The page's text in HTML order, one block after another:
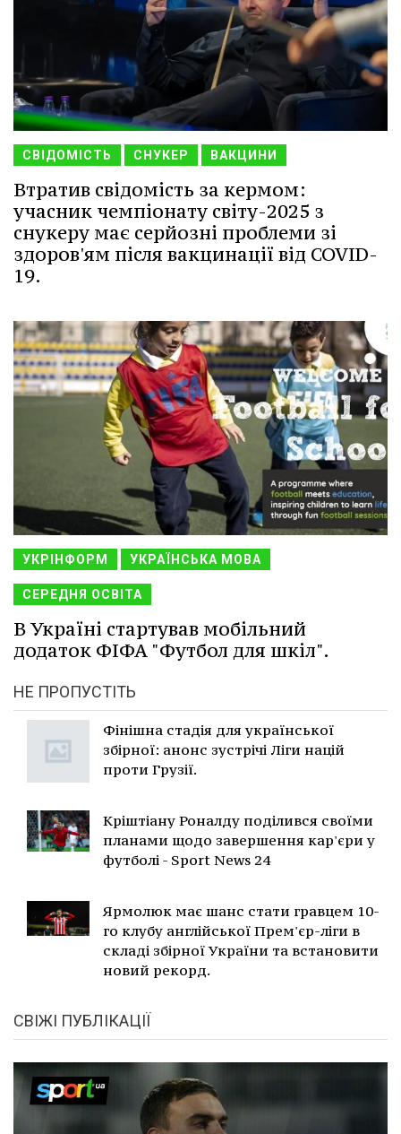
СВІДОМІСТЬ СНУКЕР ВАКЦИНИ
Втратив свідомість за кермом:
учасник чемпіонату світу-2025 з
снукеру має серйозні проблеми зі
здоров'ям після вакцинації від COVID-
19.
УКРІНФОРМ УКРАЇНСЬКА МОВА
СЕРЕДНЯ ОСВІТА
В Україні стартував мобільний
додаток ФІФА "Футбол для шкіл".
НЕ ПРОПУСТІТЬ
Фінішна стадія для української
збірної: анонс зустрічі Ліги націй
проти Грузії.
Кріштіану Роналду поділився своїми
планами щодо завершення кар'єри у
футболі - Sport News 24
Ярмолюк має шанс стати гравцем 10-
го клубу англійської Прем'єр-ліги в
складі збірної України та встановити
новий рекорд.
СВІЖІ ПУБЛІКАЦІЇ